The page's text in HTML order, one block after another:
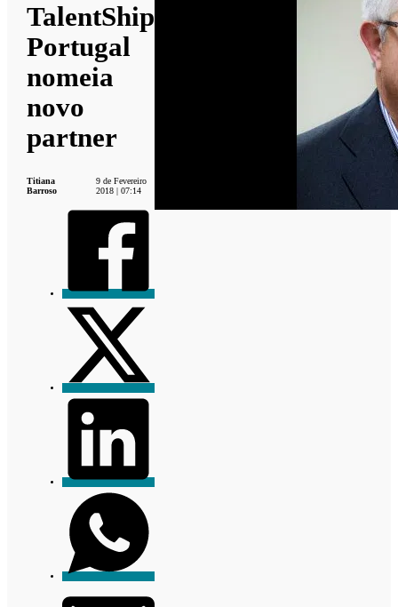
TalentShip
Portugal
nomeia
novo
partner
Titiana
Barroso
9 de Fevereiro
2018 | 07:14